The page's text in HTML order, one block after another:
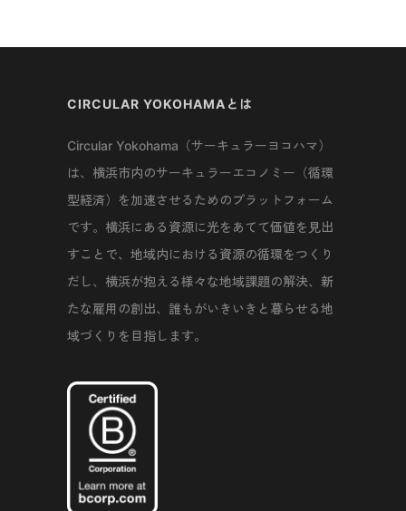
CIRCULAR YOKOHAMAとは
Circular Yokohama（サーキュラーヨコハマ）
は、横浜市内のサーキュラーエコノミー（循環
型経済）を加速させるためのプラットフォーム
です。横浜にある資源に光をあてて価値を見出
すことで、地域内における資源の循環をつくり
だし、横浜が抱える様々な地域課題の解決、新
たな雇用の創出、誰もがいきいきと暮らせる地
域づくりを目指します。